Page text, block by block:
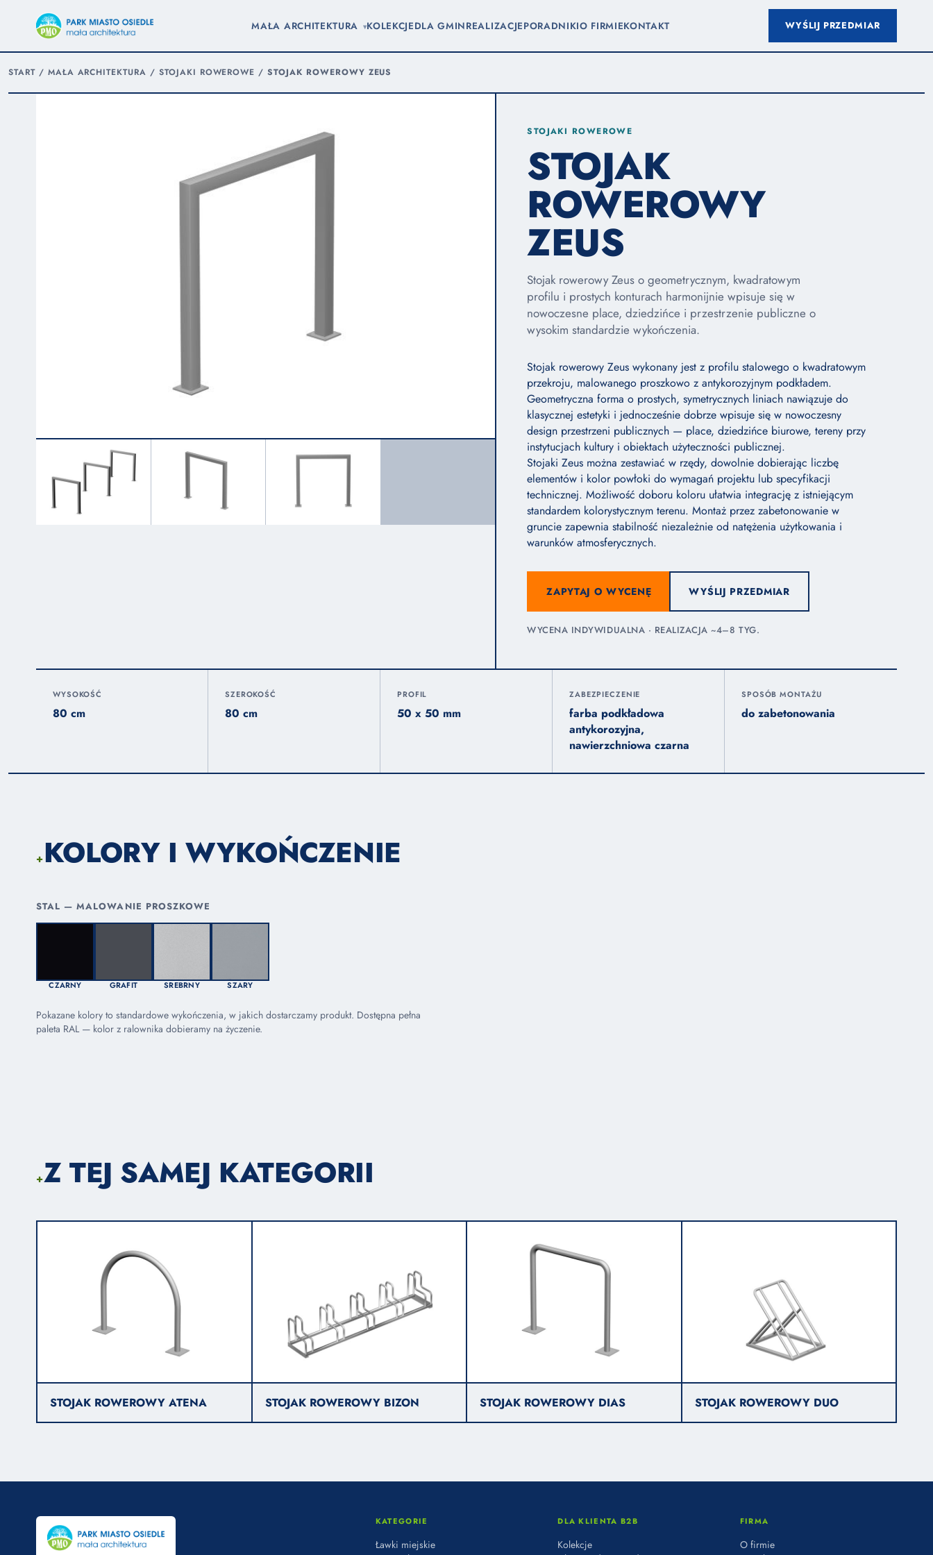
MAŁA ARCHITEKTURA ▾KOLEKCJEDLA GMINREALIZACJEPORADNIKIO FIRMIEKONTAKT WYŚLIJ PRZEDMIAR
START/ MAŁA ARCHITEKTURA / STOJAKI ROWEROWE /STOJAK ROWEROWY ZEUS
STOJAKI ROWEROWE
STOJAK
ROWEROWY
ZEUS
Stojak rowerowy Zeus o geometrycznym, kwadratowym
profilu i prostych konturach harmonijnie wpisuje się w
nowoczesne place, dziedzińce i przestrzenie publiczne o
wysokim standardzie wykończenia.
Stojak rowerowy Zeus wykonany jest z profilu stalowego o kwadratowym
przekroju, malowanego proszkowo z antykorozyjnym podkładem.
Geometryczna forma o prostych, symetrycznych liniach nawiązuje do
klasycznej estetyki i jednocześnie dobrze wpisuje się w nowoczesny
design przestrzeni publicznych — place, dziedzińce biurowe, tereny przy
instytucjach kultury i obiektach użyteczności publicznej.
Stojaki Zeus można zestawiać w rzędy, dowolnie dobierając liczbę
elementów i kolor powłoki do wymagań projektu lub specyfikacji
technicznej. Możliwość doboru koloru ułatwia integrację z istniejącym
standardem kolorystycznym terenu. Montaż przez zabetonowanie w
gruncie zapewnia stabilność niezależnie od natężenia użytkowania i
warunków atmosferycznych.
ZAPYTAJ O WYCENĘ WYŚLIJ PRZEDMIAR
WYCENA INDYWIDUALNA · REALIZACJA ~4–8 TYG.
WYSOKOŚĆ
80 cm
SZEROKOŚĆ
80 cm
PROFIL
50 x 50 mm
ZABEZPIECZENIE
farba podkładowa
antykorozyjna,
nawierzchniowa czarna
SPOSÓB MONTAŻU
do zabetonowania
+KOLORY I WYKOŃCZENIE
STAL — MALOWANIE PROSZKOWE
CZARNY GRAFIT SREBRNY SZARY
Pokazane kolory to standardowe wykończenia, w jakich dostarczamy produkt. Dostępna pełna
paleta RAL — kolor z ralownika dobieramy na życzenie.
+Z TEJ SAMEJ KATEGORII
STOJAK ROWEROWY ATENA STOJAK ROWEROWY BIZON STOJAK ROWEROWY DIAS STOJAK ROWEROWY DUO
KATEGORIE
Ławki miejskie
DLA KLIENTA B2B
Kolekcje
FIRMA
O firmie